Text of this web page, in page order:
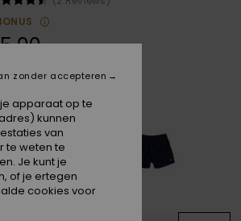
apparaat op te
kunnen
van
te weten te
Je kunt je
of je ertegen
cookies voor
zonder accepteren